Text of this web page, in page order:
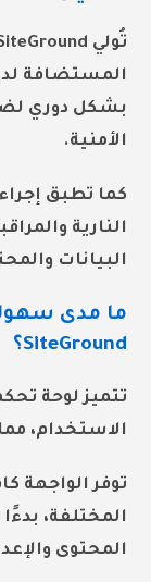
المستضافة
بشكل دوري
الأمنية.
كما تطبق
النارية
البيانات
ما مدى
SiteGround؟
الاستخدام،
توفر الواجهة
المختلفة،
المحتوى